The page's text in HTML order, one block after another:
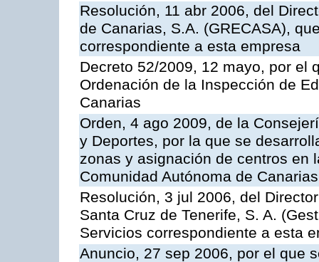
Resolución, 11 abr 2006, del
de Canarias, S.A. (GRECASA),
correspondiente a esta empresa
Decreto 52/2009, 12 mayo, por el
Ordenación de la Inspección de
Canarias
Orden, 4 ago 2009, de la
y Deportes, por la que se
zonas y asignación de centros en
Comunidad Autónoma de Canarias
Resolución, 3 jul 2006, del
Santa Cruz de Tenerife, S. A.
Servicios correspondiente a esta
Anuncio, 27 sep 2006, por el que